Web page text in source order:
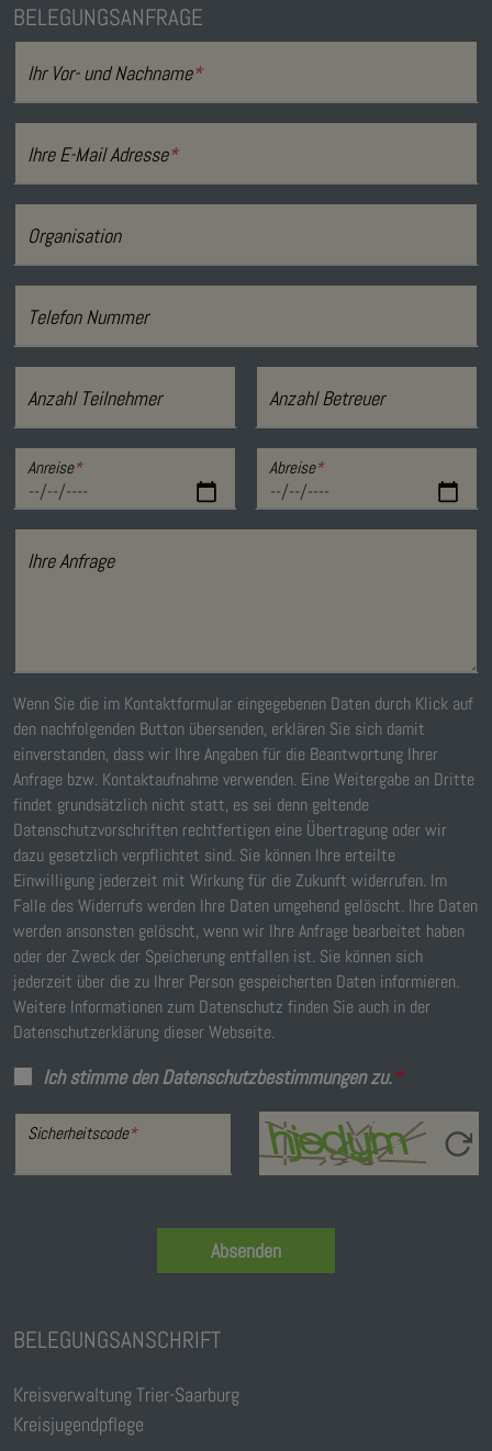
BELEGUNGSANFRAGE
Ihr Vor- und Nachname*
Ihre E-Mail Adresse*
Organisation
Telefon Nummer
Anzahl Teilnehmer Anzahl Betreuer
Anreise* Abreise*
Ihre Anfrage
Wenn Sie die im Kontaktformular eingegebenen Daten durch Klick auf
den nachfolgenden Button übersenden, erklären Sie sich damit
einverstanden, dass wir Ihre Angaben für die Beantwortung Ihrer
Anfrage bzw. Kontaktaufnahme verwenden. Eine Weitergabe an Dritte
findet grundsätzlich nicht statt, es sei denn geltende
Datenschutzvorschriften rechtfertigen eine Übertragung oder wir
dazu gesetzlich verpflichtet sind. Sie können Ihre erteilte
Einwilligung jederzeit mit Wirkung für die Zukunft widerrufen. Im
Falle des Widerrufs werden Ihre Daten umgehend gelöscht. Ihre Daten
werden ansonsten gelöscht, wenn wir Ihre Anfrage bearbeitet haben
oder der Zweck der Speicherung entfallen ist. Sie können sich
jederzeit über die zu Ihrer Person gespeicherten Daten informieren.
Weitere Informationen zum Datenschutz finden Sie auch in der
Datenschutzerklärung dieser Webseite.
Ich stimme den Datenschutzbestimmungen zu.*
Sicherheitscode*
Absenden
BELEGUNGSANSCHRIFT
Kreisverwaltung Trier-Saarburg
Kreisjugendpflege